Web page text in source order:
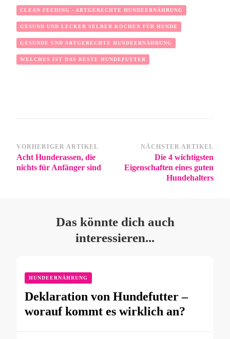
CLEAN FEEDING - ARTGERECHTE HUNDEERNÄHRUNG
GESUND UND LECKER SELBER KOCHEN FÜR HUNDE
GESUNDE UND ARTGERECHTE HUNDEERNÄHRUNG
WELCHES IST DAS BESTE HUNDEFUTTER
VORHERIGER ARTIKEL
Acht Hunderassen, die
nichts für Anfänger sind
NÄCHSTER ARTIKEL
Die 4 wichtigsten
Eigenschaften eines guten
Hundehalters
Das könnte dich auch
interessieren...
HUNDEERNÄHRUNG
Deklaration von Hundefutter –
worauf kommt es wirklich an?